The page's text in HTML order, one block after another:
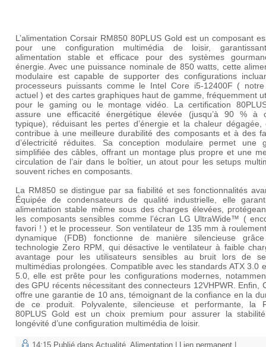
L’alimentation Corsair RM850 80PLUS Gold est un composant
pour une configuration multimédia de loisir,
alimentation stable et efficace pour des systèmes
énergie. Avec une puissance nominale de 850 watts, cette
modulaire est capable de supporter des configurations
processeurs puissants comme le Intel Core i5-12400F (
actuel ) et des cartes graphiques haut de gamme, fréquemment
pour le gaming ou le montage vidéo. La certification
assure une efficacité énergétique élevée (jusqu’à 90 % à
typique), réduisant les pertes d’énergie et la chaleur dégagée,
contribue à une meilleure durabilité des composants et à des
d’électricité réduites. Sa conception modulaire permet une
simplifiée des câbles, offrant un montage plus propre et une
circulation de l’air dans le boîtier, un atout pour les setups
souvent riches en composants.
La RM850 se distingue par sa fiabilité et ses fonctionnalités
Équipée de condensateurs de qualité industrielle, elle
alimentation stable même sous des charges élevées,
les composants sensibles comme l’écran LG UltraWide™ (
favori ! ) et le processeur. Son ventilateur de 135 mm à
dynamique (FDB) fonctionne de manière silencieuse
technologie Zero RPM, qui désactive le ventilateur à faible
avantage pour les utilisateurs sensibles au bruit lors de
multimédias prolongées. Compatible avec les standards ATX 3.0
5.0, elle est prête pour les configurations modernes,
des GPU récents nécessitant des connecteurs 12VHPWR. Enfin,
offre une garantie de 10 ans, témoignant de la confiance en la
de ce produit. Polyvalente, silencieuse et performante, la
80PLUS Gold est un choix premium pour assurer la
longévité d’une configuration multimédia de loisir.
14:15 Publié dans Actualité Alimentation Lien permanent